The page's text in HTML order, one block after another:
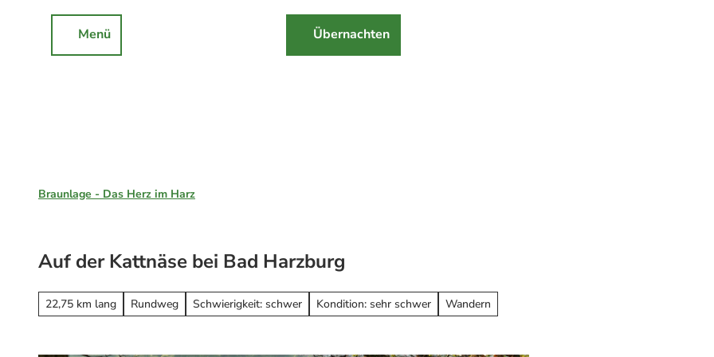
Menü
Sankt Andreasberg
Hohegeiß
Nationalpark Harz
Erleben
Alle Erlebnisse
Wandern
Übernachten
Braunlage - Das Herz im Harz
Auf der Kattnäse bei Bad Harzburg
22,75 km lang Rundweg Schwierigkeit: schwer Kondition: sehr schwer Wandern